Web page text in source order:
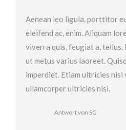
Aenean leo ligula, porttitor
eleifend ac, enim. Aliquam
viverra quis, feugiat a, tellus.
ut metus varius laoreet.
imperdiet. Etiam ultricies nisi
ullamcorper ultricies nisi.
Antwort von SG